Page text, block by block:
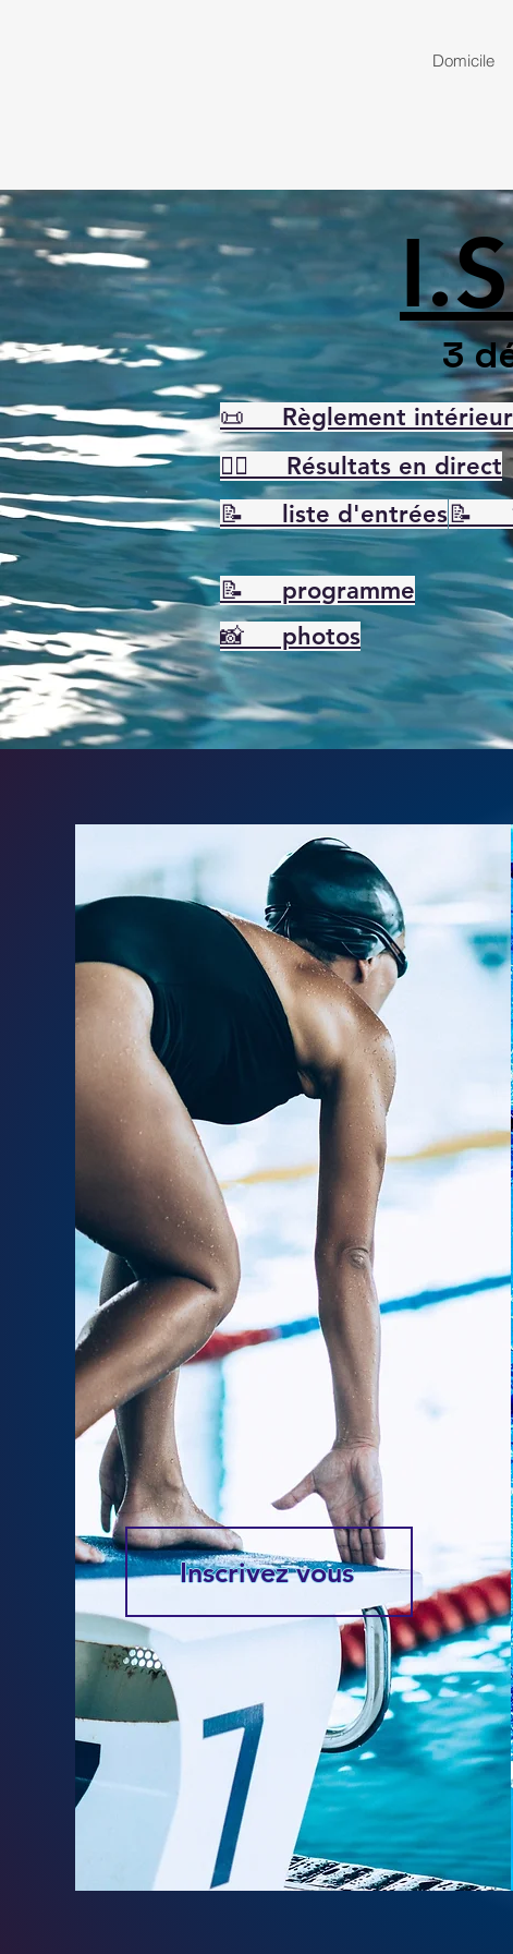
Domicile
3
📜 Règlement intérieur
🏊‍♀️ Résultats en direct
📝 liste d'entrées📝
📝 programme
📸 photos
Inscrivez vous